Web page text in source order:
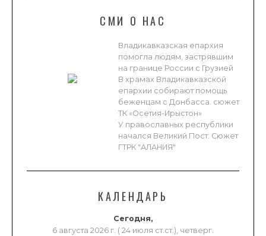
СМИ О НАС
Владикавказская епархия
помогла людям, застрявшим
на границе России с Грузией
В храмах Владикавказской
епархии собирают помощь
беженцам с Донбасса. сюжет
ТК «Осетия-Ирыстон»
У православных республики
начался Великий Пост. Сюжет
ГТРК "АЛАНИЯ"
КАЛЕНДАРЬ
Сегодня,
6 августа 2026 г. ( 24 июля ст.ст.), четверг.